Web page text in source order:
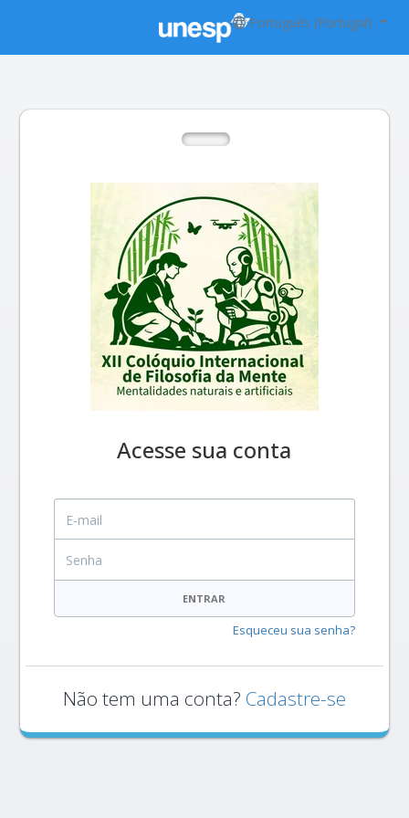
Português (Portugal)
Acesse sua conta
E-mail
ENTRAR
Esqueceu sua senha?
Não tem uma conta? Cadastre-se